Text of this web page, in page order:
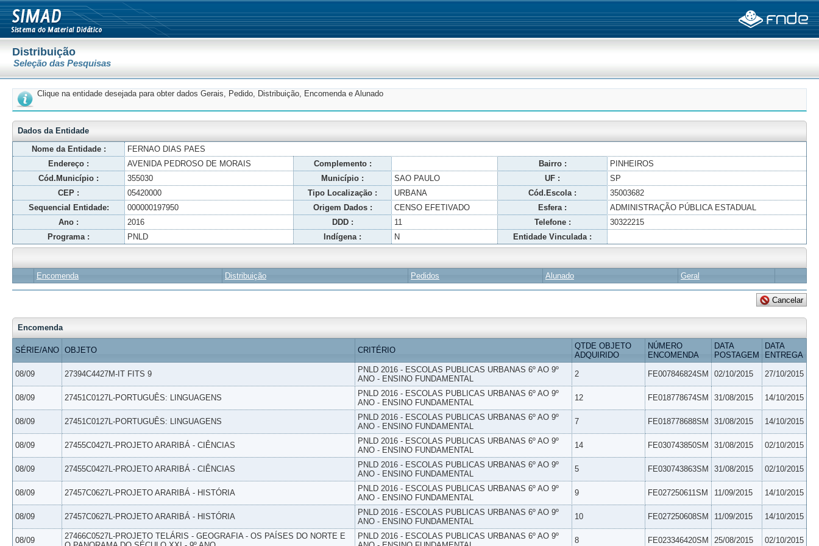
Distribuição
Seleção das Pesquisas
Clique na entidade desejada para obter dados Gerais, Pedido, Distribuição, Encomenda e Alunado
Dados da Entidade
Nome da Entidade :
FERNAO DIAS PAES
Endereço :
AVENIDA PEDROSO DE MORAIS Complemento : Bairro :
PINHEIROS
Cód.Município :
355030 Município : SAO PAULO UF :
SP
CEP :
05420000 Tipo Localização : URBANA Cód.Escola :
35003682
Sequencial Entidade:
000000197950 Origem Dados : CENSO EFETIVADO Esfera :
ADMINISTRAÇÃO PÚBLICA ESTADUAL
Ano :
2016 DDD : 11 Telefone :
30322215
Programa :
PNLD Indígena : N Entidade Vinculada :
Encomenda Distribuição Pedidos Alunado Geral
Encomenda
SÉRIE/ANO OBJETO CRITÉRIO
QTDE OBJETO
ADQUIRIDO
NÚMERO
ENCOMENDA
DATA
POSTAGEM
DATA
ENTREGA
08/09 27394C4427M-IT FITS 9
PNLD 2016 - ESCOLAS PUBLICAS URBANAS 6º AO 9º
ANO - ENSINO FUNDAMENTAL
2 FE007846824SM 02/10/2015 27/10/2015
08/09 27451C0127L-PORTUGUÊS: LINGUAGENS
PNLD 2016 - ESCOLAS PUBLICAS URBANAS 6º AO 9º
ANO - ENSINO FUNDAMENTAL
12 FE018778674SM 31/08/2015 14/10/2015
08/09 27451C0127L-PORTUGUÊS: LINGUAGENS
PNLD 2016 - ESCOLAS PUBLICAS URBANAS 6º AO 9º
ANO - ENSINO FUNDAMENTAL
7 FE018778688SM 31/08/2015 14/10/2015
08/09 27455C0427L-PROJETO ARARIBÁ - CIÊNCIAS
PNLD 2016 - ESCOLAS PUBLICAS URBANAS 6º AO 9º
ANO - ENSINO FUNDAMENTAL
14 FE030743850SM 31/08/2015 02/10/2015
08/09 27455C0427L-PROJETO ARARIBÁ - CIÊNCIAS
PNLD 2016 - ESCOLAS PUBLICAS URBANAS 6º AO 9º
ANO - ENSINO FUNDAMENTAL
5 FE030743863SM 31/08/2015 02/10/2015
08/09 27457C0627L-PROJETO ARARIBÁ - HISTÓRIA
PNLD 2016 - ESCOLAS PUBLICAS URBANAS 6º AO 9º
ANO - ENSINO FUNDAMENTAL
9 FE027250611SM 11/09/2015 14/10/2015
08/09 27457C0627L-PROJETO ARARIBÁ - HISTÓRIA
PNLD 2016 - ESCOLAS PUBLICAS URBANAS 6º AO 9º
ANO - ENSINO FUNDAMENTAL
10 FE027250608SM 11/09/2015 14/10/2015
08/09
27466C0527L-PROJETO TELÁRIS - GEOGRAFIA - OS PAÍSES DO NORTE E
PNLD 2016 - ESCOLAS PUBLICAS URBANAS 6º AO 9º
8 FE023346420SM 25/08/2015 02/10/2015